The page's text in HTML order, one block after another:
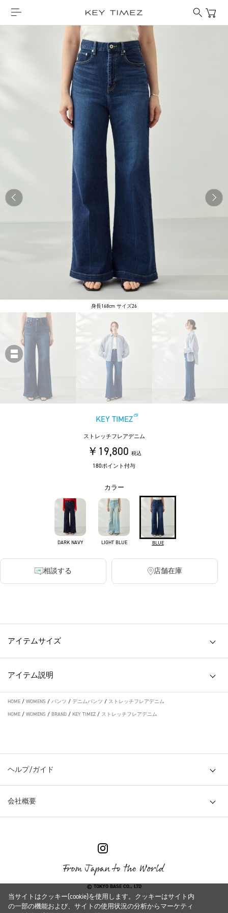
身長168cm サイズ26
KEY TIMEZ
ストレッチフレアデニム
￥19,800 税込
180ポイント付与
カラー
DARK NAVY LIGHT BLUE BLUE
相談する 店舗在庫
アイテムサイズ
アイテム説明
HOME / WOMENS / パンツ / デニムパンツ / ストレッチフレアデニム
HOME / WOMENS / BRAND / KEY TIMEZ / ストレッチフレアデニム
ヘルプ/ガイド
会社概要
© TOKYO BASE CO., LTD
当サイトはクッキー(cookie)を使用します。クッキーはサイト内
の一部の機能および、サイトの使用状況の分析からマーケティ